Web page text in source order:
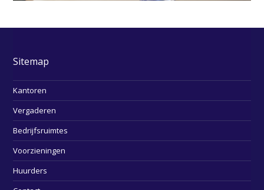
Sitemap
Kantoren
Vergaderen
Bedrijfsruimtes
Voorzieningen
Huurders